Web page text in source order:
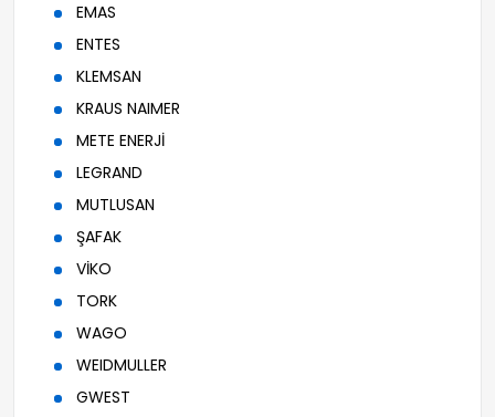
EMAS
ENTES
KLEMSAN
KRAUS NAIMER
METE ENERJİ
LEGRAND
MUTLUSAN
ŞAFAK
VİKO
TORK
WAGO
WEIDMULLER
GWEST